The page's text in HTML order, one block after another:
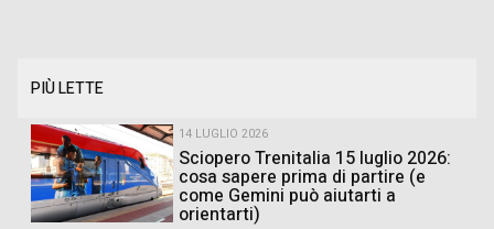
PIÙ LETTE
14 LUGLIO 2026
Sciopero Trenitalia 15 luglio 2026:
cosa sapere prima di partire (e
come Gemini può aiutarti a
orientarti)